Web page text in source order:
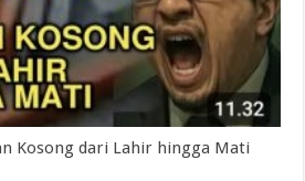
Kosong dari Lahir hingga Mati